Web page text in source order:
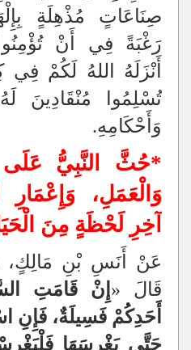
صِنَاعَاتٍ مُذْهِلَةٍ
رَغْبَةً فِي أَنْ
أَنْزَلَهُ اللهُ لَكُمْ فِي
تُسْلِمُوا مُنْقَادِينَ
وَأَحْكَامِهِ.
*حُثَّ النَّبِيُّ عَلَى
وَالْعَمَلِ،
آخِرِ لَحْظَةٍ مِنَ
عَنْ أَنَسِ بْنِ مَالِكٍ،
قَالَ
« إِنْ قَامَتِ
أَحَدِكُمْ فَسِيلَةٌ، فَإِنِ
حَتَّى يَغْرِسَهَا